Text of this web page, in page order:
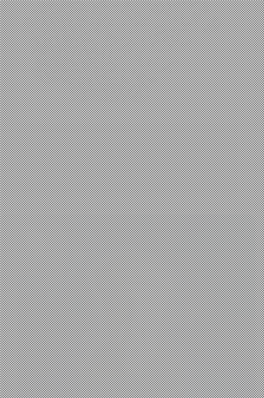
Επιστήμη,Τεχνολογία
Μουσική και μαθηματικά, μία ιστορία αγάπης
io
19 Απριλίου, 2025